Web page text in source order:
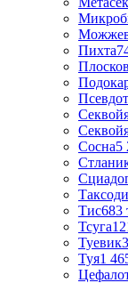
Пихта
Сосна5
Тис683
Тсуга
Туевик
Туя1